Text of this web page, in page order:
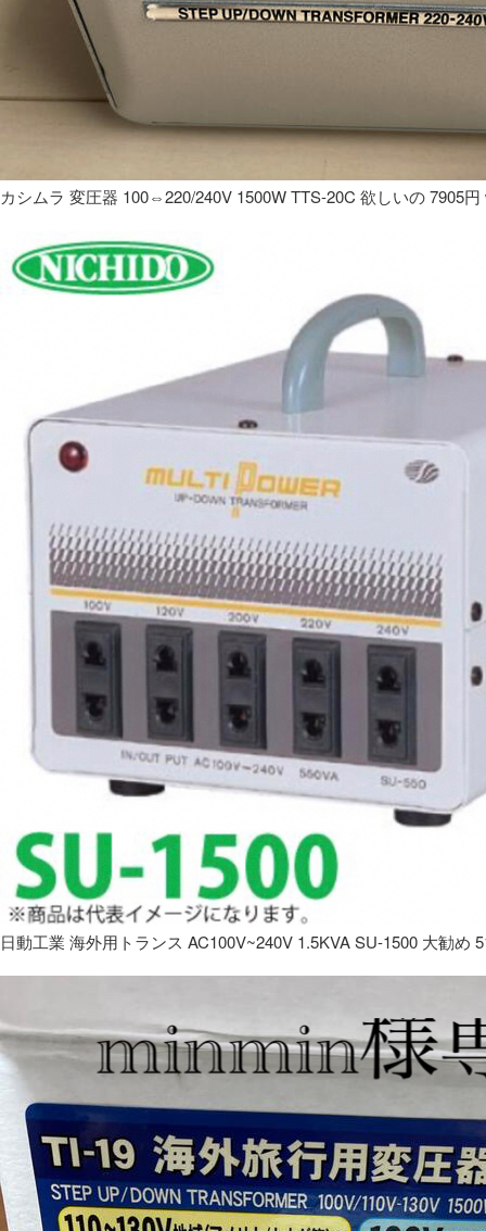
カシムラ 変圧器 100⇔220/240V 1500W TTS-20C 欲しいの 7905円
日動工業 海外用トランス AC100V~240V 1.5KVA SU-1500 大勧め